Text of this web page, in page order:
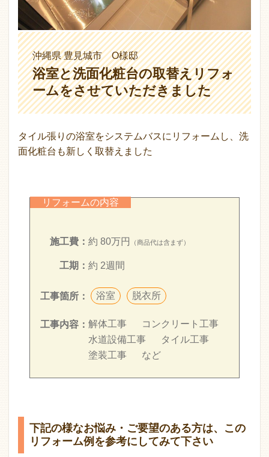
沖縄県 豊見城市 O様邸
浴室と洗面化粧台の取替えリフォ
ームをさせていただきました
タイル張りの浴室をシステムバスにリフォームし、洗
面化粧台も新しく取替えました
リフォームの内容
施工費： 約 80万円 （商品代は含まず）
工期： 約 2週間
工事箇所： 浴室 脱衣所
工事内容： 解体工事
コンクリート工事
水道設備工事
タイル工事
塗装工事
など
下記の様なお悩み・ご要望のある方は、この
リフォーム例を参考にしてみて下さい